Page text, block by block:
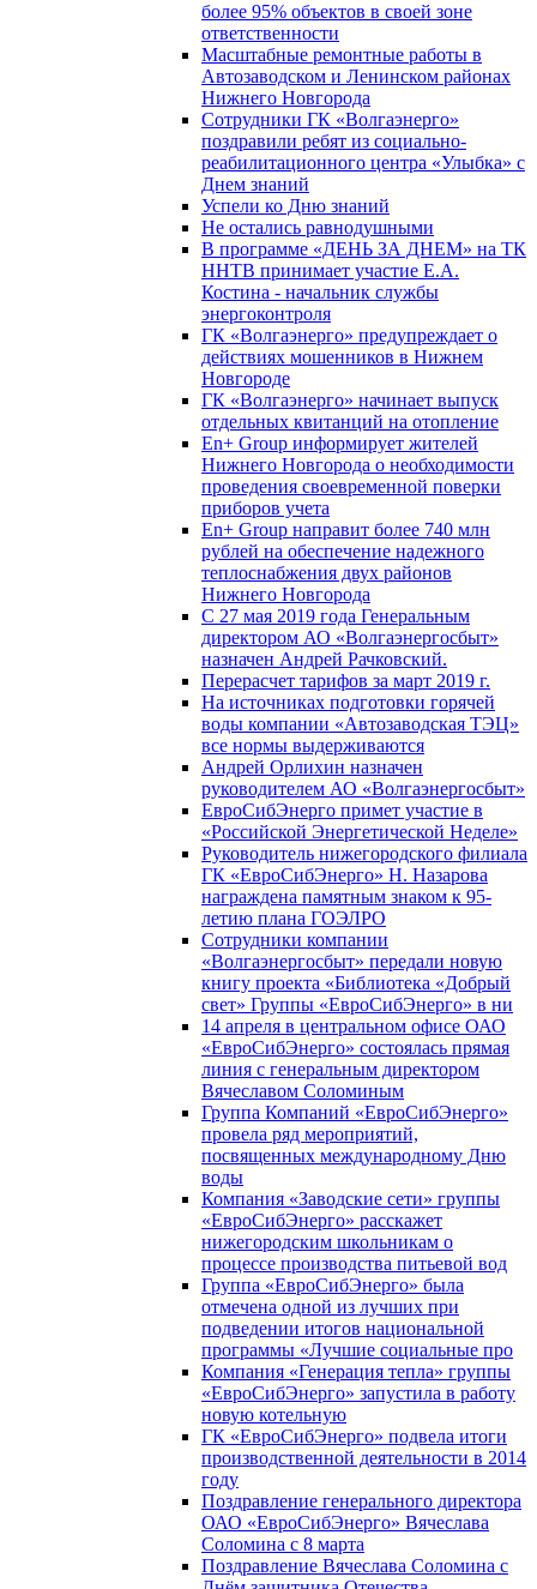
более 95% объектов в своей зоне
ответственности
Масштабные ремонтные работы в
Автозаводском и Ленинском районах
Нижнего Новгорода
Сотрудники ГК «Волгаэнерго»
поздравили ребят из социально-
реабилитационного центра «Улыбка» с
Днем знаний
Успели ко Дню знаний
Не остались равнодушными
В программе «ДЕНЬ ЗА ДНЕМ» на ТК
ННТВ принимает участие Е.А.
Костина - начальник службы
энергоконтроля
ГК «Волгаэнерго» предупреждает о
действиях мошенников в Нижнем
Новгороде
ГК «Волгаэнерго» начинает выпуск
отдельных квитанций на отопление
En+ Group информирует жителей
Нижнего Новгорода о необходимости
проведения своевременной поверки
приборов учета
En+ Group направит более 740 млн
рублей на обеспечение надежного
теплоснабжения двух районов
Нижнего Новгорода
С 27 мая 2019 года Генеральным
директором АО «Волгаэнергосбыт»
назначен Андрей Рачковский.
Перерасчет тарифов за март 2019 г.
На источниках подготовки горячей
воды компании «Автозаводская ТЭЦ»
все нормы выдерживаются
Андрей Орлихин назначен
руководителем АО «Волгаэнергосбыт»
ЕвроСибЭнерго примет участие в
«Российской Энергетической Неделе»
Руководитель нижегородского филиала
ГК «ЕвроСибЭнерго» Н. Назарова
награждена памятным знаком к 95-
летию плана ГОЭЛРО
Сотрудники компании
«Волгаэнергосбыт» передали новую
книгу проекта «Библиотека «Добрый
свет» Группы «ЕвроСибЭнерго» в ни
14 апреля в центральном офисе ОАО
«ЕвроСибЭнерго» состоялась прямая
линия с генеральным директором
Вячеславом Соломиным
Группа Компаний «ЕвроСибЭнерго»
провела ряд мероприятий,
посвященных международному Дню
воды
Компания «Заводские сети» группы
«ЕвроСибЭнерго» расскажет
нижегородским школьникам о
процессе производства питьевой вод
Группа «ЕвроСибЭнерго» была
отмечена одной из лучших при
подведении итогов национальной
программы «Лучшие социальные про
Компания «Генерация тепла» группы
«ЕвроСибЭнерго» запустила в работу
новую котельную
ГК «ЕвроСибЭнерго» подвела итоги
производственной деятельности в 2014
году
Поздравление генерального директора
ОАО «ЕвроСибЭнерго» Вячеслава
Соломина с 8 марта
Поздравление Вячеслава Соломина с